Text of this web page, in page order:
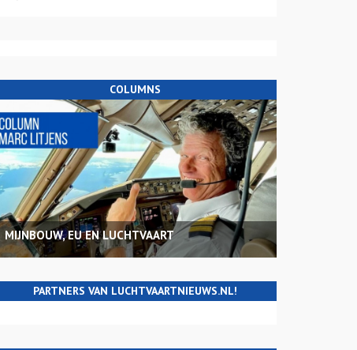
COLUMNS
MIJNBOUW, EU EN LUCHTVAART
PARTNERS VAN LUCHTVAARTNIEUWS.NL!